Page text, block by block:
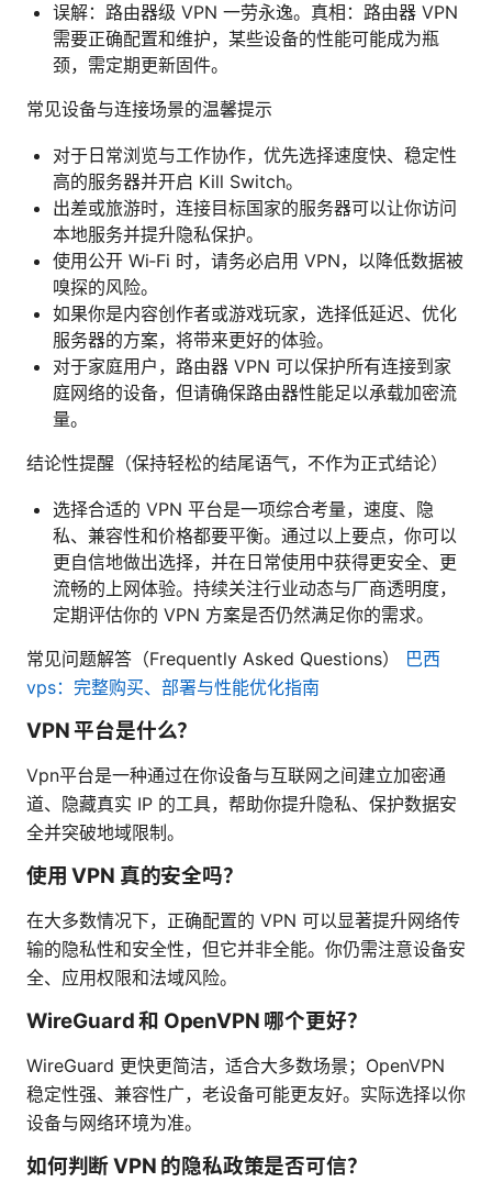
误解：路由器级 VPN 一劳永逸。真相：路由器 VPN
需要正确配置和维护，某些设备的性能可能成为瓶
颈，需定期更新固件。
常见设备与连接场景的温馨提示
对于日常浏览与工作协作，优先选择速度快、稳定性
高的服务器并开启 Kill Switch。
出差或旅游时，连接目标国家的服务器可以让你访问
本地服务并提升隐私保护。
使用公开 Wi‑Fi 时，请务必启用 VPN，以降低数据被
嗅探的风险。
如果你是内容创作者或游戏玩家，选择低延迟、优化
服务器的方案，将带来更好的体验。
对于家庭用户，路由器 VPN 可以保护所有连接到家
庭网络的设备，但请确保路由器性能足以承载加密流
量。
结论性提醒（保持轻松的结尾语气，不作为正式结论）
选择合适的 VPN 平台是一项综合考量，速度、隐
私、兼容性和价格都要平衡。通过以上要点，你可以
更自信地做出选择，并在日常使用中获得更安全、更
流畅的上网体验。持续关注行业动态与厂商透明度，
定期评估你的 VPN 方案是否仍然满足你的需求。
常见问题解答（Frequently Asked Questions） 巴西
vps：完整购买、部署与性能优化指南
VPN 平台是什么？
Vpn平台是一种通过在你设备与互联网之间建立加密通
道、隐藏真实 IP 的工具，帮助你提升隐私、保护数据安
全并突破地域限制。
使用 VPN 真的安全吗？
在大多数情况下，正确配置的 VPN 可以显著提升网络传
输的隐私性和安全性，但它并非全能。你仍需注意设备安
全、应用权限和法域风险。
WireGuard 和 OpenVPN 哪个更好？
WireGuard 更快更简洁，适合大多数场景；OpenVPN
稳定性强、兼容性广，老设备可能更友好。实际选择以你
设备与网络环境为准。
如何判断 VPN 的隐私政策是否可信？